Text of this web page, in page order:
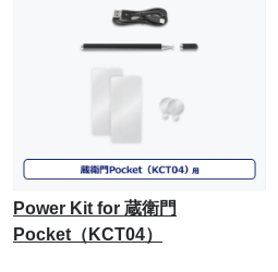
Power Kit for 蔵衛門
Pocket（KCT04）